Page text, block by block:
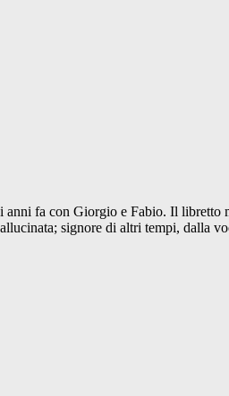
fa con Giorgio e Fabio. Il libretto
signore di altri tempi, dalla